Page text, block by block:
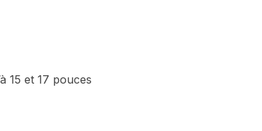
15 et 17 pouces